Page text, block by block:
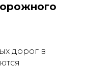
дорог в